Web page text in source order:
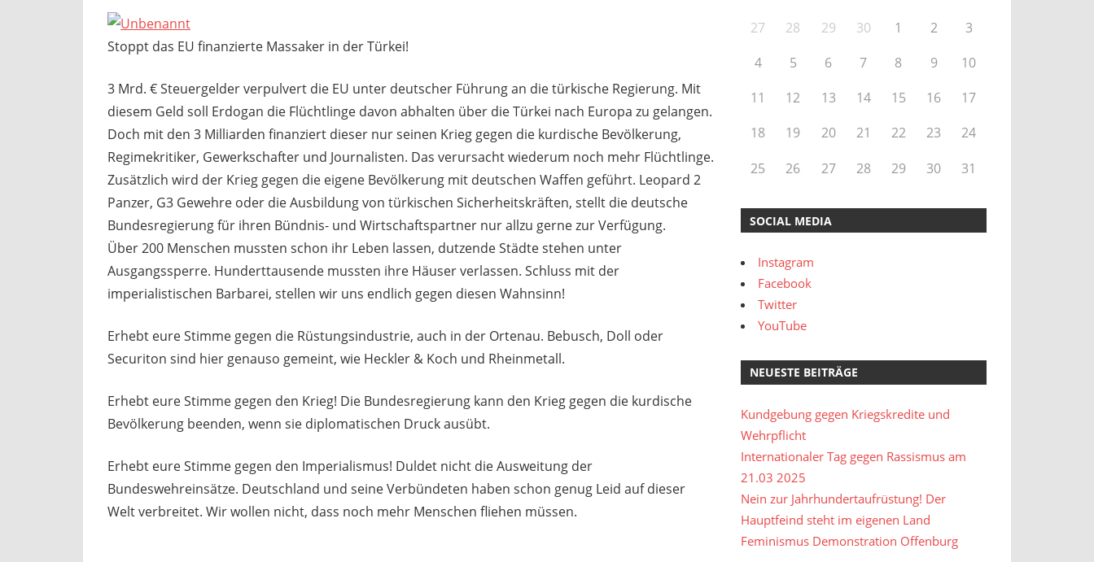
Stoppt das EU finanzierte Massaker in der Türkei!
3 Mrd. € Steuergelder verpulvert die EU unter deutscher Führung an die türkische Regierung. Mit
diesem Geld soll Erdogan die Flüchtlinge davon abhalten über die Türkei nach Europa zu gelangen.
Doch mit den 3 Milliarden finanziert dieser nur seinen Krieg gegen die kurdische Bevölkerung,
Regimekritiker, Gewerkschafter und Journalisten. Das verursacht wiederum noch mehr Flüchtlinge.
Zusätzlich wird der Krieg gegen die eigene Bevölkerung mit deutschen Waffen geführt. Leopard 2
Panzer, G3 Gewehre oder die Ausbildung von türkischen Sicherheitskräften, stellt die deutsche
Bundesregierung für ihren Bündnis- und Wirtschaftspartner nur allzu gerne zur Verfügung.
Über 200 Menschen mussten schon ihr Leben lassen, dutzende Städte stehen unter
Ausgangssperre. Hunderttausende mussten ihre Häuser verlassen. Schluss mit der
imperialistischen Barbarei, stellen wir uns endlich gegen diesen Wahnsinn!
Erhebt eure Stimme gegen die Rüstungsindustrie, auch in der Ortenau. Bebusch, Doll oder
Securiton sind hier genauso gemeint, wie Heckler & Koch und Rheinmetall.
Erhebt eure Stimme gegen den Krieg! Die Bundesregierung kann den Krieg gegen die kurdische
Bevölkerung beenden, wenn sie diplomatischen Druck ausübt.
Erhebt eure Stimme gegen den Imperialismus! Duldet nicht die Ausweitung der
Bundeswehreinsätze. Deutschland und seine Verbündeten haben schon genug Leid auf dieser
Welt verbreitet. Wir wollen nicht, dass noch mehr Menschen fliehen müssen.
27 28 29 30 1 2
3
4
5 6 7 8 9
10
11
12 13 14 15 16
17
18
19 20 21 22 23
24
25
26 27 28 29 30 31
SOCIAL MEDIA
Instagram
Facebook
Twitter
YouTube
NEUESTE BEITRÄGE
Kundgebung gegen Kriegskredite und
Wehrpflicht
Internationaler Tag gegen Rassismus am
21.03 2025
Nein zur Jahrhundertaufrüstung! Der
Hauptfeind steht im eigenen Land
Feminismus Demonstration Offenburg